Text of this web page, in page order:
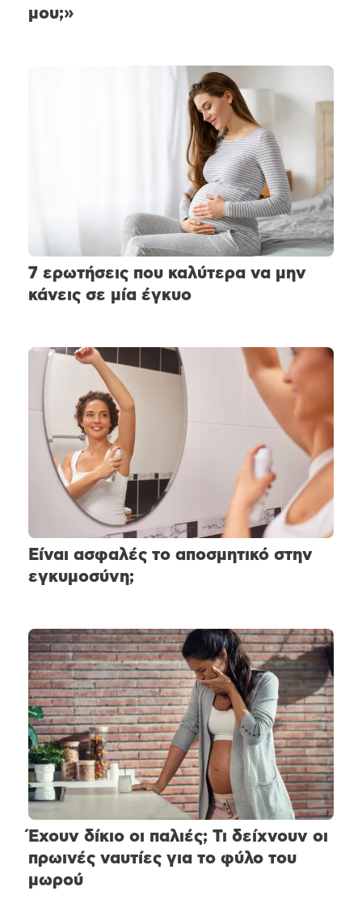
μου;»
7 ερωτήσεις που καλύτερα να μην
κάνεις σε μία έγκυο
Είναι ασφαλές το αποσμητικό στην
εγκυμοσύνη;
Έχουν δίκιο οι παλιές; Τι δείχνουν οι
πρωινές ναυτίες για το φύλο του
μωρού